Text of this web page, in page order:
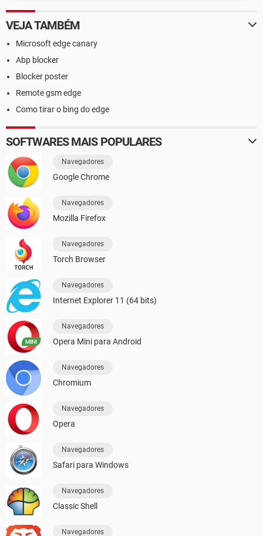
VEJA TAMBÉM
Microsoft edge canary
Abp blocker
Blocker poster
Remote gsm edge
Como tirar o bing do edge
SOFTWARES MAIS POPULARES
Navegadores
Google Chrome
Navegadores
Mozilla Firefox
Navegadores
Torch Browser
Navegadores
Internet Explorer 11 (64 bits)
Navegadores
Opera Mini para Android
Navegadores
Chromium
Navegadores
Opera
Navegadores
Safari para Windows
Navegadores
Classic Shell
Navegadores